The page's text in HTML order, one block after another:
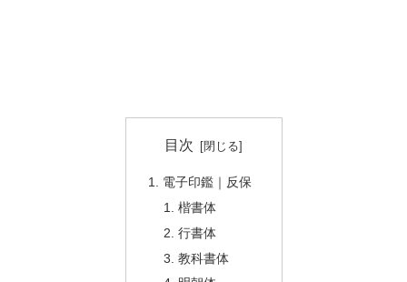
目次
電子印鑑｜反保
楷書体
行書体
教科書体